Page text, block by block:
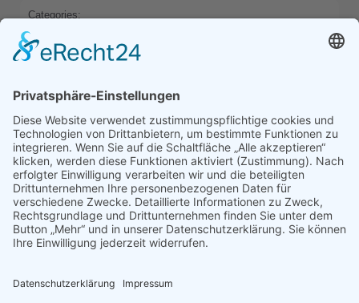
Latest Comments
Categories:
AKTUELLES HOME
Previous
Comments are closed